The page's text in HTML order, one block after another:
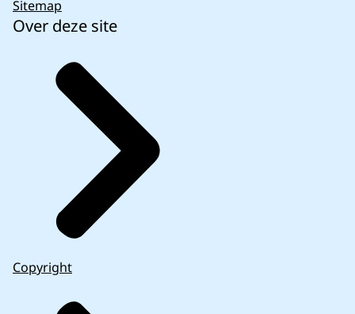
Sitemap
Over deze site
Copyright